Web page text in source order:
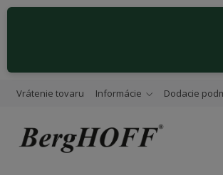
Vrátenie tovaru Informácie Dodacie